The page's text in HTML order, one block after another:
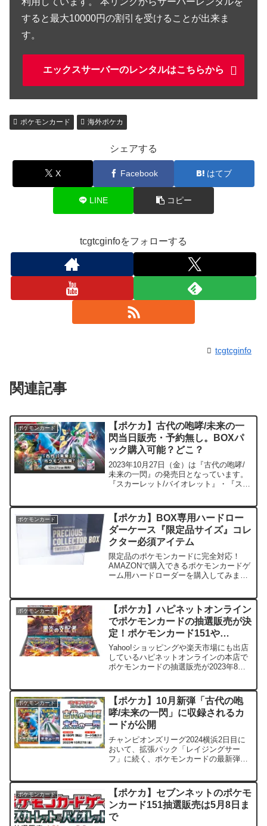
すると最大10000円の割引を受けることが出来ま
す。
エックスサーバーのレンタルはこちらから
ポケモンカード 海外ポケカ
シェアする
X Facebook はてブ
LINE コピー
tcgtcginfoをフォローする
tcgtcginfo
関連記事
ポケモンカード
【ポケカ】古代の咆哮/未来の一
閃当日販売・予約無し。BOXパ
ック購入可能？どこ？
2023年10月27日（金）は『古代の咆哮/
未来の一閃』の発売日となっています。
『スカーレット/バイオレット』・『スノ
に分割された大型セットとなっていま
す。ポケモ...
ポケモンカード
【ポケカ】BOX専用ハードロー
ダーケース『限定品サイズ』コレ
クター必須アイテム
限定品のポケモンカードに完全対応！
AMAZONで購入できるポケモンカードゲ
ーム用ハードローダーを購入してみまし
BOXを保管する人は、シュリンクやビニ
ールも大切な部分となり...
ポケモンカード
【ポケカ】ハピネットオンライン
でポケモンカードの抽選販売が決
定！ポケモンカード151や
VSTARユニバースなど
Yahoo!ショッピングや楽天市場にも出店
しているハピネットオンラインの本店で
ポケモンカードの抽選販売が2023年8月
ましたが、とうとう抽選販売に切り替え
たようです。...
ポケモンカード
【ポケカ】10月新弾「古代の咆
哮/未来の一閃」に収録されるカ
ードが公開
チャンピオンズリーグ2024横浜2日目に
おいて、拡張パック「レイジングサー
フ」に続く、ポケモンカードの最新弾で
た。『古代or未来』と分かれたカードが
収録されます。 商品...
ポケモンカード
【ポケカ】セブンネットのポケモ
ンカード151抽選販売は5月8日ま
で